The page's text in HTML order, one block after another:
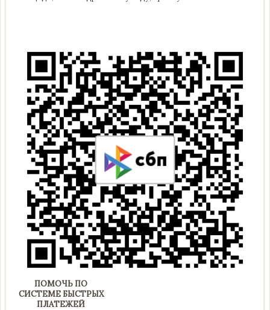
ПОМОЧЬ ПО
СИСТЕМЕ БЫСТРЫХ
ПЛАТЕЖЕЙ